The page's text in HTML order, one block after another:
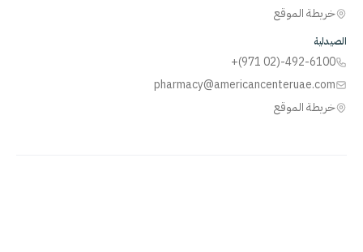
خريطة الموقع
الصيدلية
+(971 02)-492-6100
pharmacy@americancenteruae.com
خريطة الموقع